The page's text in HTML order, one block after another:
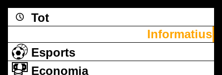
Tot
Informatius
Esports
Economia